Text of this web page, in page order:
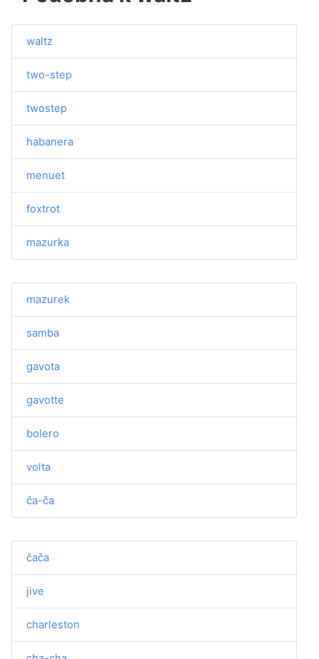
waltz
two-step
twostep
habanera
menuet
foxtrot
mazurka
mazurek
samba
gavota
gavotte
bolero
volta
ča-ča
čača
jive
charleston